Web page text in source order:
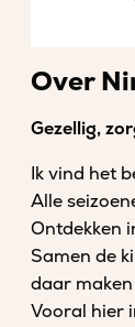
Over
Gezellig,
Ik vind het
Alle
Ontdekken
Samen de
daar
Vooral hier